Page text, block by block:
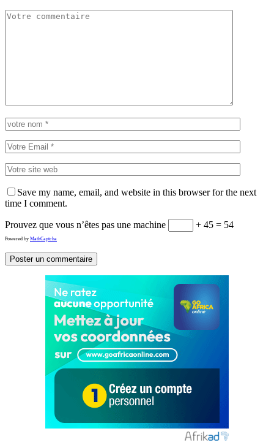
Save my name, email, and website in this browser for the next
time I comment.
Prouvez que vous n’êtes pas une machine + 45 = 54
Powered by MathCaptcha